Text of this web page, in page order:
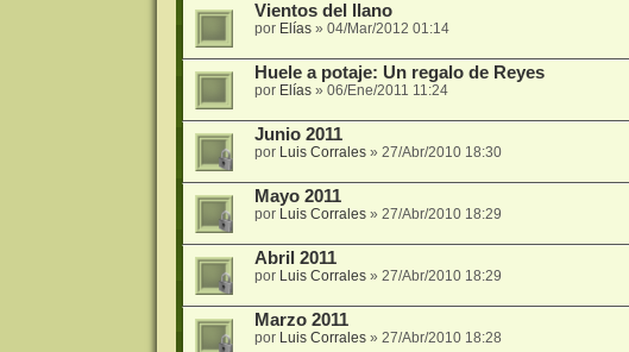
Vientos del llano
por Elías» 04/Mar/2012 01:14
Huele a potaje: Un regalo de Reyes
por Elías» 06/Ene/2011 11:24
Junio 2011
por Luis Corrales» 27/Abr/2010 18:30
Mayo 2011
por Luis Corrales» 27/Abr/2010 18:29
Abril 2011
por Luis Corrales» 27/Abr/2010 18:29
Marzo 2011
por Luis Corrales» 27/Abr/2010 18:28